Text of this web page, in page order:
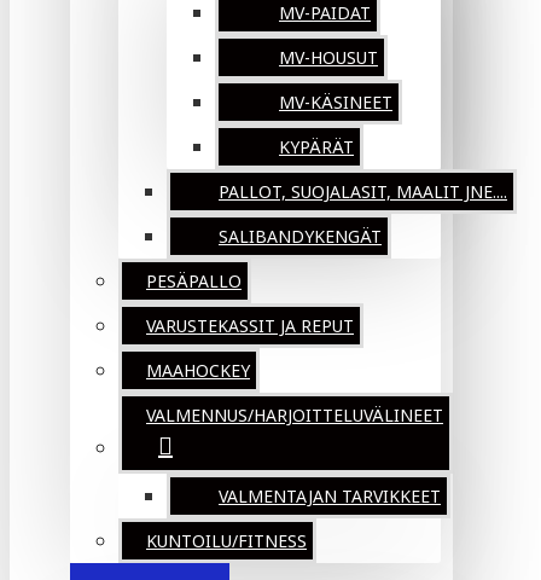
MV-PAIDAT
MV-HOUSUT
MV-KÄSINEET
KYPÄRÄT
PALLOT, SUOJALASIT, MAALIT JNE....
SALIBANDYKENGÄT
PESÄPALLO
VARUSTEKASSIT JA REPUT
MAAHOCKEY
VALMENNUS/HARJOITTELUVÄLINEET
VALMENTAJAN TARVIKKEET
KUNTOILU/FITNESS